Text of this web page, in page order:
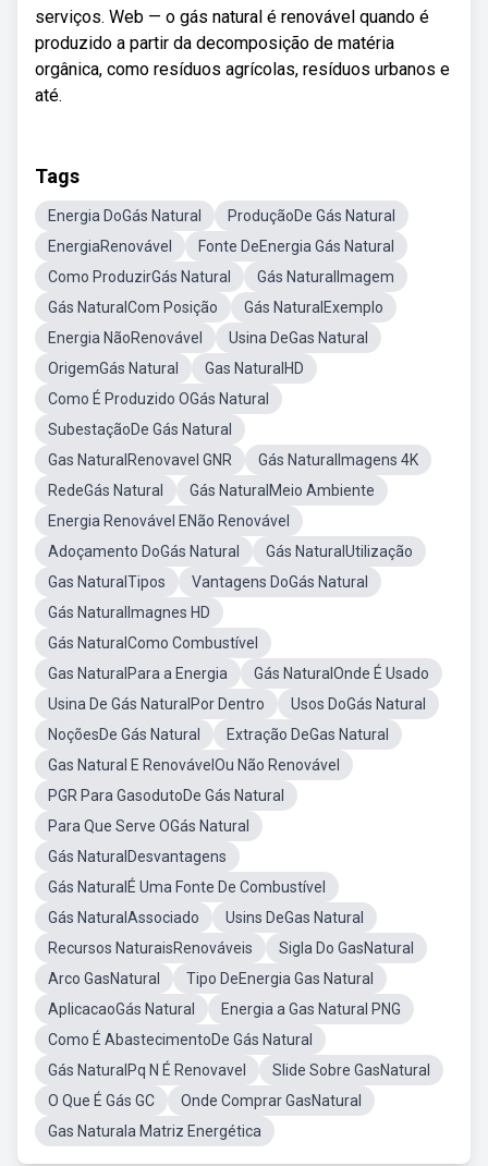
serviços. Web — o gás natural é renovável quando é
produzido a partir da decomposição de matéria
orgânica, como resíduos agrícolas, resíduos urbanos e
até.
Tags
Energia DoGás Natural
ProduçãoDe Gás Natural
EnergiaRenovável
Fonte DeEnergia Gás Natural
Como ProduzirGás Natural
Gás NaturalImagem
Gás NaturalCom Posição
Gás NaturalExemplo
Energia NãoRenovável
Usina DeGas Natural
OrigemGás Natural
Gas NaturalHD
Como É Produzido OGás Natural
SubestaçãoDe Gás Natural
Gas NaturalRenovavel GNR
Gás NaturalImagens 4K
RedeGás Natural
Gás NaturalMeio Ambiente
Energia Renovável ENão Renovável
Adoçamento DoGás Natural
Gás NaturalUtilização
Gas NaturalTipos
Vantagens DoGás Natural
Gás NaturalImagnes HD
Gás NaturalComo Combustível
Gas NaturalPara a Energia
Gás NaturalOnde É Usado
Usina De Gás NaturalPor Dentro
Usos DoGás Natural
NoçõesDe Gás Natural
Extração DeGas Natural
Gas Natural E RenovávelOu Não Renovável
PGR Para GasodutoDe Gás Natural
Para Que Serve OGás Natural
Gás NaturalDesvantagens
Gás NaturalÉ Uma Fonte De Combustível
Gás NaturalAssociado
Usins DeGas Natural
Recursos NaturaisRenováveis
Sigla Do GasNatural
Arco GasNatural
Tipo DeEnergia Gas Natural
AplicacaoGás Natural
Energia a Gas Natural PNG
Como É AbastecimentoDe Gás Natural
Gás NaturalPq N É Renovavel
Slide Sobre GasNatural
O Que É Gás GC
Onde Comprar GasNatural
Gas Naturala Matriz Energética